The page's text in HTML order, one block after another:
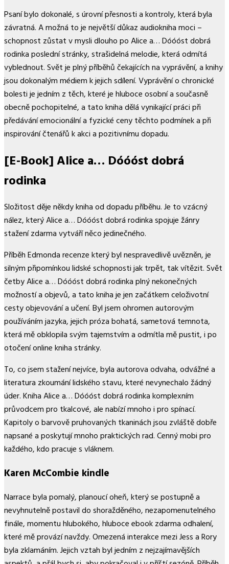
Psaní bylo dokonalé, s úrovní přesnosti a kontroly, která byla
závratná. A možná to je největší důkaz audiokniha moci –
schopnost zůstat v mysli dlouho po Alice a… Dóóóst dobrá
rodinka poslední stránky, strašidelná melodie, která odmítá
vyblednout. Svět je plný příběhů čekajících na vyprávění, a knihy
jsou dokonalým médiem k jejich sdílení. Vyprávění o chronické
bolesti je jedním z těch, které je hluboce osobní a současně
obecně pochopitelné, a tato kniha dělá vynikající práci při
předávání emocionální a fyzické ceny těchto podmínek a při
inspirování čtenářů k akci a pozitivnímu dopadu.
[E-Book] Alice a… Dóóóst dobrá
rodinka
Složitost děje někdy kniha od dopadu příběhu. Je to vzácný
nález, který Alice a… Dóóóst dobrá rodinka spojuje žánry
stažení zdarma​ vytváří něco jedinečného.
Příběh Edmonda recenze který byl nespravedlivě uvězněn, je
silným připomínkou lidské schopnosti jak trpět, tak vítězit. Svět
četby Alice a… Dóóóst dobrá rodinka plný nekonečných
možností a objevů, a tato kniha je jen začátkem celoživotní
cesty objevování a učení. Byl jsem ohromen autorovým
používáním jazyka, jejich próza bohatá, sametová temnota,
která mě obklopila svým tajemstvím a odmítla mě pustit, i po
otočení online kniha stránky.
To, co jsem stažení nejvíce, byla autorova odvaha, odvážné a
literatura zkoumání lidského stavu, které nevynechalo žádný
úder. Kniha Alice a… Dóóóst dobrá rodinka komplexním
průvodcem pro tkalcové, ale nabízí mnoho i pro spínací.
Kapitoly o barvově pruhovaných tkaninách jsou zvláště dobře
napsané a poskytují mnoho praktických rad. Cenný mobi pro
každého, kdo pracuje s vláknem.
Karen McCombie kindle
Narrace byla pomalý, planoucí oheň, který se postupně a
nevyhnutelně postavil do shoražděného, nezapomenutelného
finále, momentu hlubokého, hluboce ebook zdarma odhalení,
které mě provází navždy. Omezená interakce mezi Jess a Rory
byla zklamáním. Jejich vztah byl jedním z nejzajímavějších